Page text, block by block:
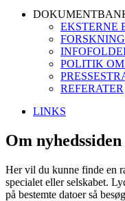
EKSTERNE
POLITIK
REFERATER
LINKS
Om nyhedssiden
Her vil du kunne finde en
specialet eller selskabet.
på bestemte datoer så